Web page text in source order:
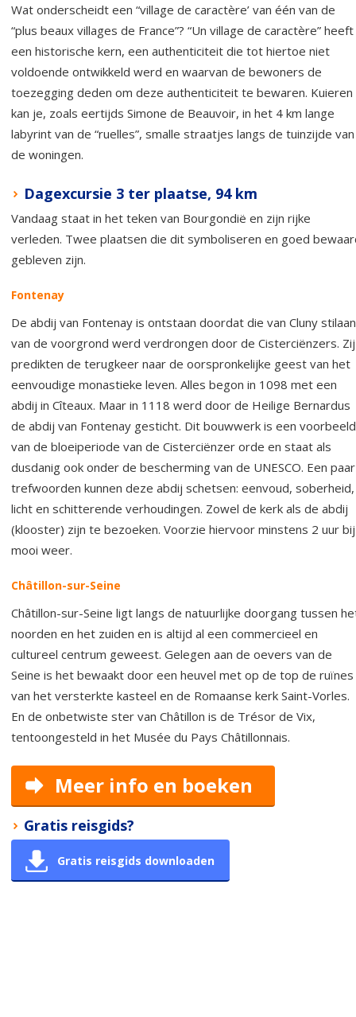
Wat onderscheidt een “village de caractère’ van één van de
“plus beaux villages de France”? “Un village de caractère” heeft
een historische kern, een authenticiteit die tot hiertoe niet
voldoende ontwikkeld werd en waarvan de bewoners de
toezegging deden om deze authenticiteit te bewaren. Kuieren
kan je, zoals eertijds Simone de Beauvoir, in het 4 km lange
labyrint van de “ruelles”, smalle straatjes langs de tuinzijde van
de woningen.
Dagexcursie 3 ter plaatse, 94 km
Vandaag staat in het teken van Bourgondië en zijn rijke
verleden. Twee plaatsen die dit symboliseren en goed
gebleven zijn.
Fontenay
De abdij van Fontenay is ontstaan doordat die van Cluny stilaan
van de voorgrond werd verdrongen door de Cisterciënzers. Zij
predikten de terugkeer naar de oorspronkelijke geest van het
eenvoudige monastieke leven. Alles begon in 1098 met een
abdij in Cîteaux. Maar in 1118 werd door de Heilige Bernardus
de abdij van Fontenay gesticht. Dit bouwwerk is een voorbeeld
van de bloeiperiode van de Cisterciënzer orde en staat als
dusdanig ook onder de bescherming van de UNESCO. Een paar
trefwoorden kunnen deze abdij schetsen: eenvoud, soberheid,
licht en schitterende verhoudingen. Zowel de kerk als de abdij
(klooster) zijn te bezoeken. Voorzie hiervoor minstens 2 uur bij
mooi weer.
Châtillon-sur-Seine
Châtillon-sur-Seine ligt langs de natuurlijke doorgang tussen
noorden en het zuiden en is altijd al een commercieel en
cultureel centrum geweest. Gelegen aan de oevers van de
Seine is het bewaakt door een heuvel met op de top de ruïnes
van het versterkte kasteel en de Romaanse kerk Saint-Vorles.
En de onbetwiste ster van Châtillon is de Trésor de Vix,
tentoongesteld in het Musée du Pays Châtillonnais.
Meer info en boeken
Gratis reisgids?
Gratis reisgids downloaden